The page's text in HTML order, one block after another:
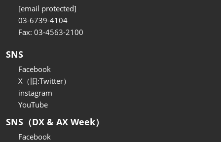
[email protected]
03-6739-4104
Fax: 03-4563-2100
SNS
Facebook
X（旧:Twitter）
instagram
YouTube
SNS（DX & AX Week）
Facebook